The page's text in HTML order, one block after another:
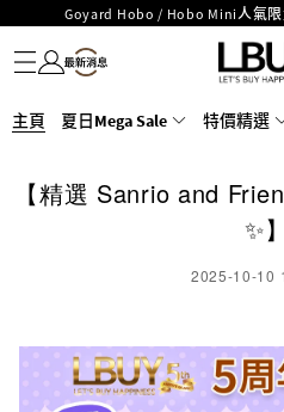
Goyard Hobo / Hobo Mini人氣
LBuy呈獻 - Hermès 及 Chanel 手
LBuy Nintendo Switch / Nintendo
重要通告：銀行轉帳及
LBuy MEGA SALE 精選名
名牌服飾
潮流服飾
童裝
護膚美妝
香水香薰
個人護理
母嬰護理
遊戲及精品玩具
文儀用品
家居生活
電子產品
美食
醫藥保健
運動與戶外用品
主頁 夏日Mega Sale 特價精選
【精選 Sanrio and
✨】
2025-10-10